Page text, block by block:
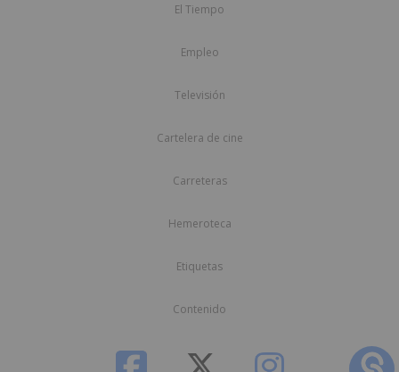
El Tiempo
Empleo
Televisión
Cartelera de cine
Carreteras
Hemeroteca
Etiquetas
Contenido